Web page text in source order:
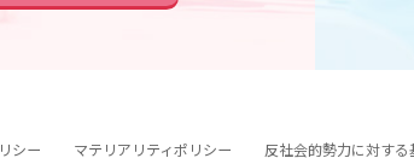
シー マテリアリティポリシー 反社会的勢力に対する